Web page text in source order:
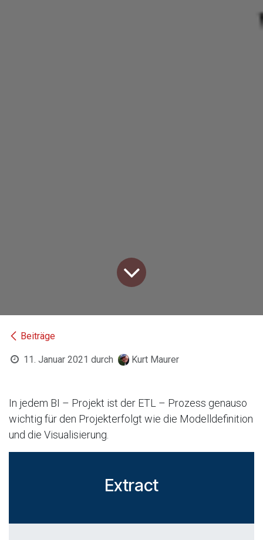
Beiträge
11. Januar 2021 durch Kurt Maurer
In jedem BI – Projekt ist der ETL – Prozess genauso
wichtig für den Projekterfolgt wie die Modelldefinition
und die Visualisierung.
Extract